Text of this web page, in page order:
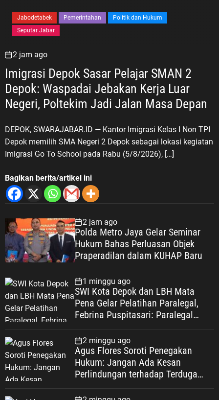
Jabodetabek Pemerintahan
Politik dan Hukum
Seputar Jabar
2 jam ago
Imigrasi Depok Sasar Pelajar SMAN 2
Depok: Waspadai Jebakan Kerja Luar
DEPOK, SWARAJABAR.ID — Kantor Imigrasi Kelas I Non TPI
Depok memilih SMA Negeri 2 Depok sebagai lokasi kegiatan
Imigrasi Go To School pada Rabu (5/8/2026), […]
Bagikan berita/artikel ini
2 jam ago
Polda Metro Jaya Gelar Seminar
Hukum Bahas Perluasan Objek
Praperadilan dalam KUHAP Baru
1 minggu ago
SWI Kota Depok dan LBH Mata
Pena Gelar Pelatihan Paralegal,
Febrina Puspitasari: Paralegal
Keadilan Warga Depok
2 minggu ago
Agus Flores Soroti Penegakan
Hukum: Jangan Ada Kesan
Perlindungan terhadap Terduga
Dipertaruhkan